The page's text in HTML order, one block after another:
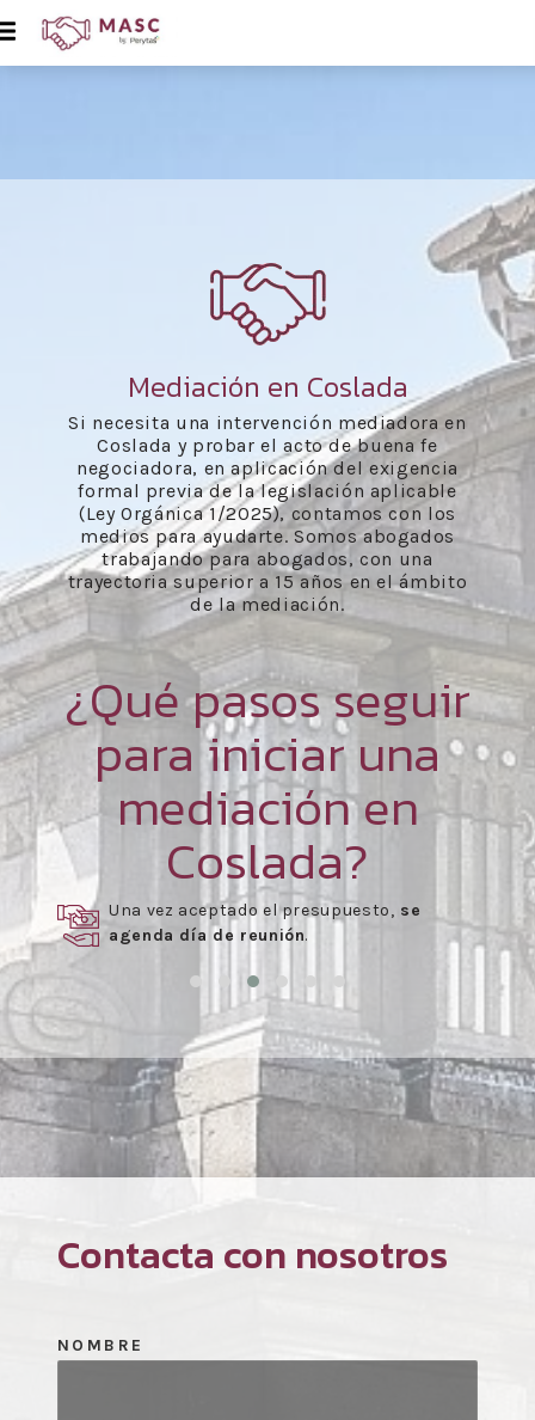
Mediación en Coslada
Si necesita una intervención mediadora en
Coslada y probar el acto de buena fe
negociadora, en aplicación del exigencia
formal previa de la legislación aplicable
(Ley Orgánica 1/2025), contamos con los
medios para ayudarte. Somos abogados
trabajando para abogados, con una
trayectoria superior a 15 años en el ámbito
de la mediación.
¿Qué pasos seguir
para iniciar una
mediación en
Coslada?
Una vez aceptado el presupuesto, se
agenda día de reunión.
Contacta con nosotros
NOMBRE